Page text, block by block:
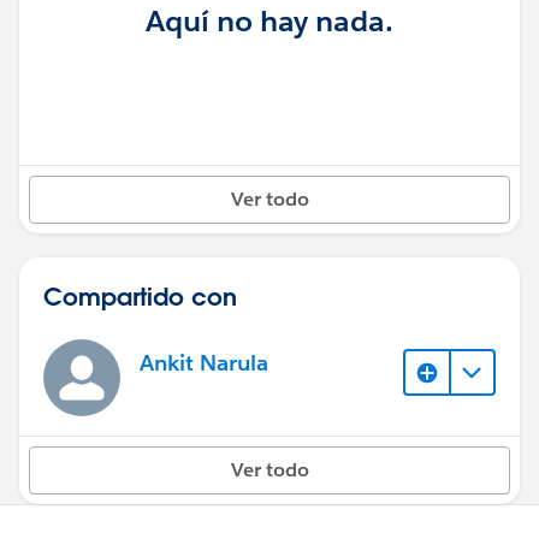
Aquí no hay nada.
Ver todo
Compartido con
Ankit Narula
Ver todo